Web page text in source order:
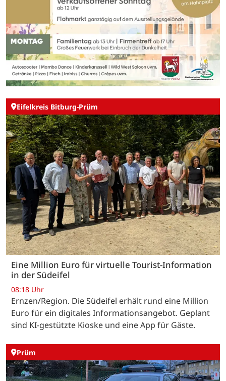
Eifelkreis Bitburg-Prüm
Eine Million Euro für virtuelle Tourist-Information
in der Südeifel
08:18 Uhr
Ernzen/Region. Die Südeifel erhält rund eine Million
Euro für ein digitales Informationsangebot. Geplant
sind KI-gestützte Kioske und eine App für Gäste.
Prüm